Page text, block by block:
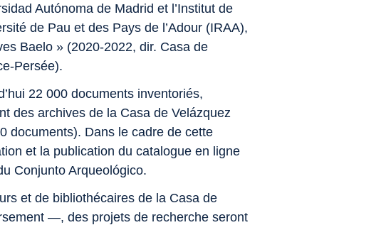
Autónoma de Madrid et l’Institut de
de Pau et des Pays de l’Adour (IRAA),
Baelo » (2020‑2022, dir. Casa de
22 000 documents inventoriés,
des archives de la Casa de Velázquez
documents). Dans le cadre de cette
et la publication du catalogue en ligne
Conjunto Arqueológico.
et de bibliothécaires de la Casa de
—, des projets de recherche seront